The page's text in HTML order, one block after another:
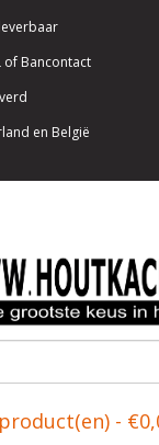
of Bancontact
en België
-